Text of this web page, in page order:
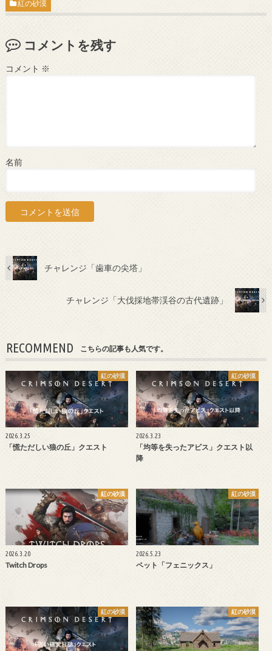
紅の砂漠
コメントを残す
コメント ※
名前
チャレンジ「歯車の尖塔」
チャレンジ「大伐採地帯渓谷の古代遺跡」
RECOMMEND こちらの記事も人気です。
紅の砂漠
2026.3.25
「慌ただしい狼の丘」クエスト
紅の砂漠
2026.3.23
「均等を失ったアビス」クエスト以
降
紅の砂漠
2026.3.20
Twitch Drops
紅の砂漠
2026.5.23
ペット「フェニックス」
紅の砂漠 紅の砂漠